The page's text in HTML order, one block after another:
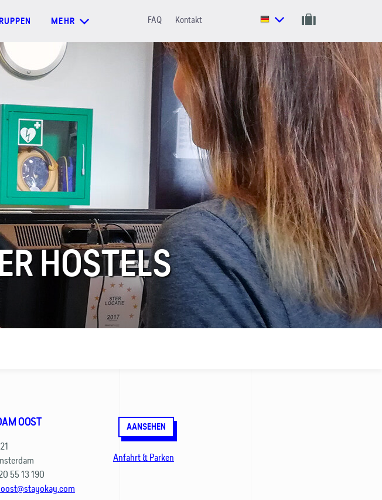
MEHR FAQ Kontakt
HOSTELS
OOST
55 13 190
AANSEHEN
Anfahrt & Parken